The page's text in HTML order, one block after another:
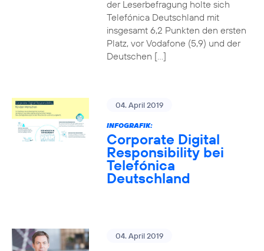
der Leserbefragung holte sich
Telefónica Deutschland mit
insgesamt 6,2 Punkten den ersten
Platz, vor Vodafone (5,9) und der
Deutschen […]
04. April 2019
INFOGRAFIK:
Corporate Digital
Responsibility bei
Telefónica
Deutschland
04. April 2019